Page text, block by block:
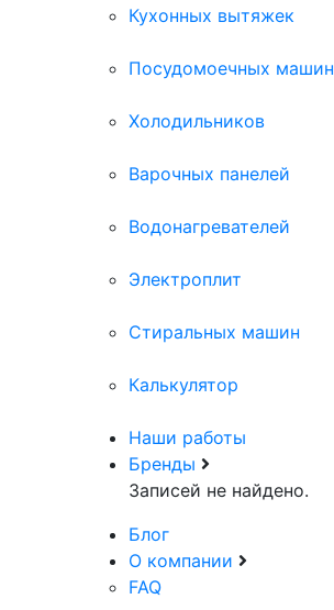
Кухонных вытяжек
Посудомоечных машин
Холодильников
Варочных панелей
Водонагревателей
Электроплит
Стиральных машин
Калькулятор
Наши работы
Бренды
Записей не найдено.
Блог
О компании
FAQ